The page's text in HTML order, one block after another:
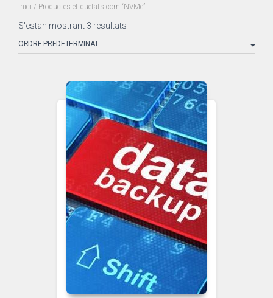
Inici / Productes etiquetats com “NVMe”
S'estan mostrant 3 resultats